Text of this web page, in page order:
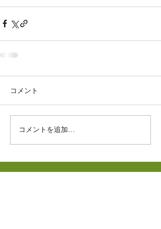
コメント
コメントを追加…
網走市